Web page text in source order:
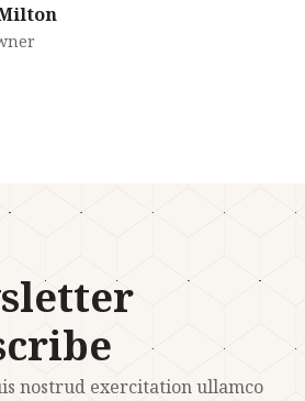
nostrud exercitation ullamco